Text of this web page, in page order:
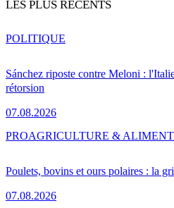
LES PLUS RÉCENTS
Sánchez riposte contre Meloni :
rétorsion
07.08.2026
POLITIQUE
Poulets, bovins et ours polaires : la
07.08.2026
PROAGRICULTURE &